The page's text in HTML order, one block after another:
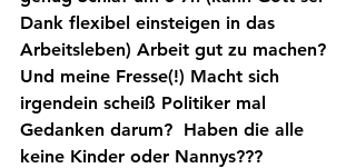
Dank flexibel einsteigen in das
Arbeitsleben) Arbeit gut zu machen?
Und meine Fresse(!) Macht sich
irgendein scheiß Politiker mal
Gedanken darum?  Haben die alle
keine Kinder oder Nannys???